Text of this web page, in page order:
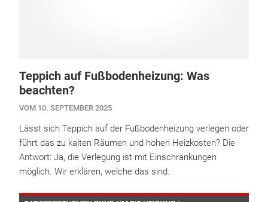
Teppich auf Fußbodenheizung: Was
beachten?
VOM 10. SEPTEMBER 2025
Lässt sich Teppich auf der Fußbodenheizung verlegen oder
führt das zu kalten Räumen und hohen Heizkosten? Die
Antwort: Ja, die Verlegung ist mit Einschränkungen
möglich. Wir erklären, welche das sind.